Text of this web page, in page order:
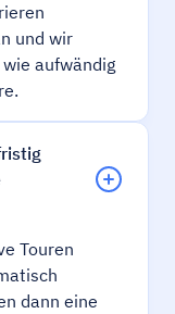
und wir
aufwändig
Touren
dann eine